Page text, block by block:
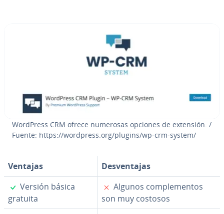
WordPress CRM ofrece numerosas opciones de extensión. /
Fuente: https://wordpress.org/plugins/wp-crm-system/
Ventajas
De­s­ve­n­ta­jas
✓
Versión básica
gratuita
✗
Algunos co­m­ple­me­n­tos
son muy costosos